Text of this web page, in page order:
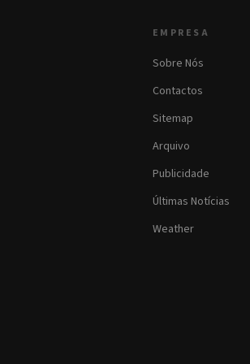
EMPRESA
Sobre Nós
Contactos
Sitemap
Arquivo
Publicidade
Últimas Notícias
Weather